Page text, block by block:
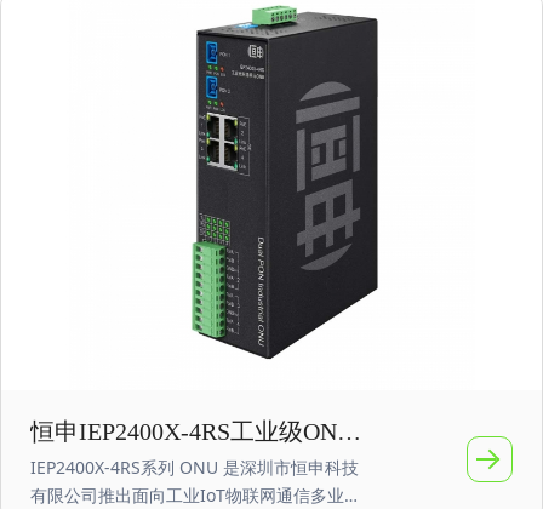
网、物联网等网络应用，具有很高的性价
恒申IEP2400X-4RS工业级ONU
光网络单元 4路RS232/485 支持
IEP2400X-4RS系列 ONU 是深圳市恒申科技
有限公司推出面向工业IoT物联网通信多业务